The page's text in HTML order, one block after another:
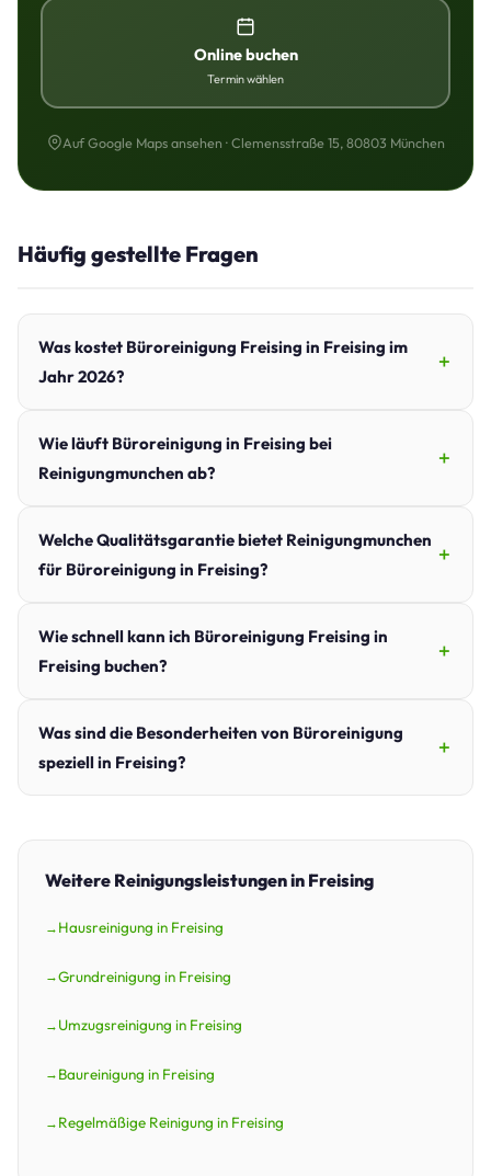
Online buchen
Termin wählen
Auf Google Maps ansehen · Clemensstraße 15, 80803 München
Häufig gestellte Fragen
Was kostet Büroreinigung Freising in Freising im
Jahr 2026?
Wie läuft Büroreinigung in Freising bei
Reinigungmunchen ab?
Welche Qualitätsgarantie bietet Reinigungmunchen
für Büroreinigung in Freising?
Wie schnell kann ich Büroreinigung Freising in
Freising buchen?
Was sind die Besonderheiten von Büroreinigung
speziell in Freising?
Weitere Reinigungsleistungen in Freising
Hausreinigung in Freising
Grundreinigung in Freising
Umzugsreinigung in Freising
Baureinigung in Freising
Regelmäßige Reinigung in Freising